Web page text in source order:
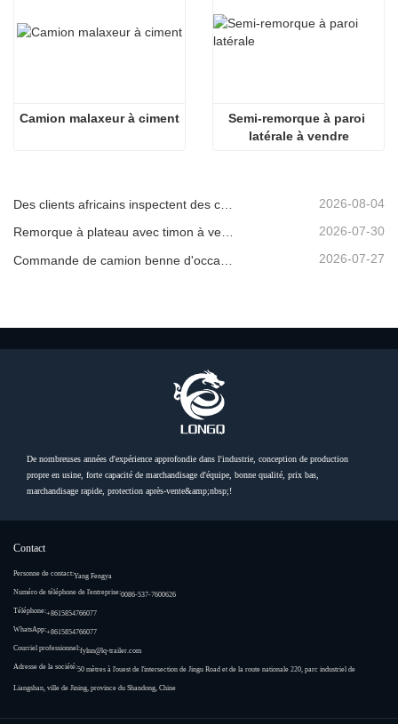
Camion malaxeur à ciment
Semi-remorque à paroi
latérale à vendre
2026-08-04
Remorque à plateau avec timon à vendre 2026-07-30
2026-07-27
Contact
Personne de contact:Yang Fengya
Numéro de téléphone de l'entreprise:0086-537-7600626
Téléphone:+8615854766077
WhatsApp:+8615854766077
Courriel professionnel:fylnn@lq-trailer.com
Adresse de la société:50 mètres à l'ouest de l'intersection de Jingu Road et de la route nationale 220, parc industriel de
Liangshan, ville de Jining, province du Shandong, Chine
De nombreuses années d'expérience approfondie dans l'industrie, conception de production
propre en usine, forte capacité de marchandisage d'équipe, bonne qualité, prix bas,
marchandisage rapide, protection après-vente&amp;nbsp;!